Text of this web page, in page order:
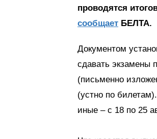
проводятся
сообщает БЕЛТА.
Документом
сдавать экзамены
(письменно
(устно по
иные – с 18 по 25